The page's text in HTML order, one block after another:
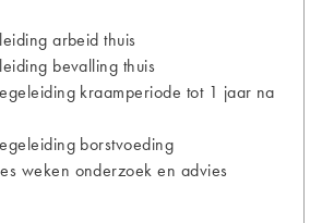
arbeid thuis
bevalling thuis
kraamperiode tot 1 jaar na
borstvoeding
weken onderzoek en advies